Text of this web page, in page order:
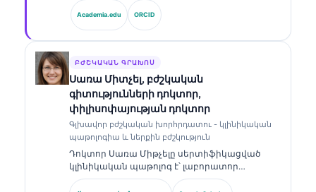
գլխավոր բժշկական տնօրեն՝ նա ապահովում
է սեփականատիրական նեյրոնային ցանցի
բժշկական ճշգրտության կլինիկական
վերահսկողությունը։ Դոկտոր Քլայնը լայնորեն
հրապարակել է բիոմարկերների
ախտորոշման վերաբերյալ՝ լաբորատոր
բժշկության թեմաներով։.
Academia.edu ORCID
ԲԺՇԿԱԿԱՆ ԳՐԱԽՈՍ
Սառա Միտչել, բժշկական
գիտությունների դոկտոր,
փիլիսոփայության դոկտոր
Գլխավոր բժշկական խորհրդատու - կլինիկական
պաթոլոգիա և ներքին բժշկություն
Դոկտոր Սառա Միթչելը սերտիֆիկացված
կլինիկական պաթոլոգ է՝ լաբորատոր
բժշկության և ախտորոշիչ վերլուծության